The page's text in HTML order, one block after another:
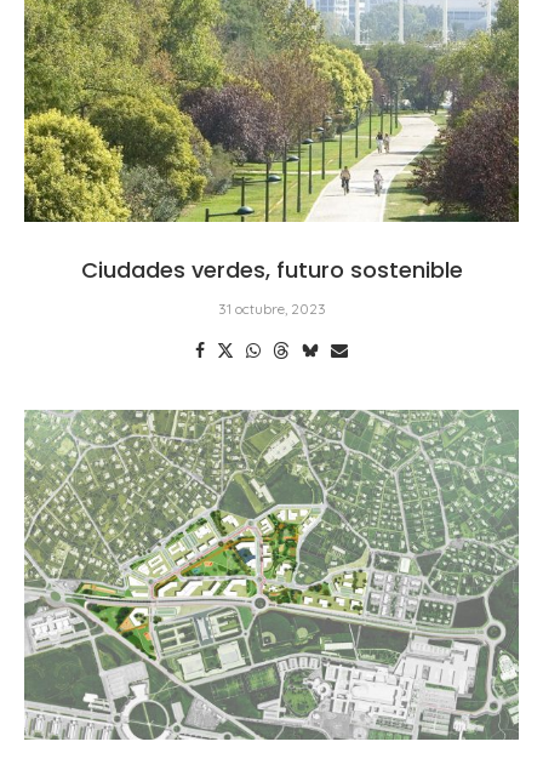
Ciudades verdes, futuro sostenible
31 octubre, 2023